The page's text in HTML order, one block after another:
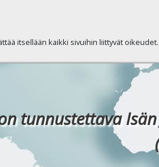
itsellään kaikki sivuihin liittyvät
tunnustettava